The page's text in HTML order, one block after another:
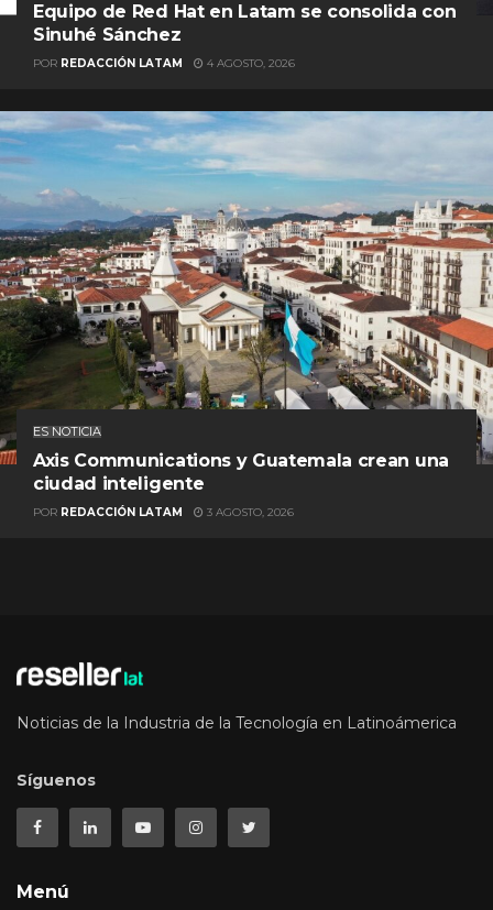
Equipo de Red Hat en Latam se consolida con
Sinuhé Sánchez
POR REDACCIÓN LATAM 4 AGOSTO, 2026
ES NOTICIA
Axis Communications y Guatemala crean una
ciudad inteligente
POR REDACCIÓN LATAM 3 AGOSTO, 2026
Noticias de la Industria de la Tecnología en Latinoámerica
Síguenos
Menú